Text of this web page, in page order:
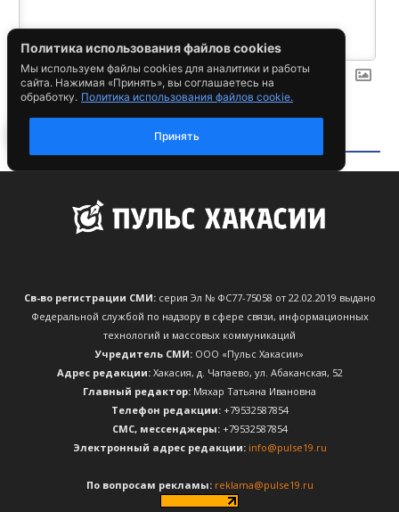
Св-во регистрации СМИ:серия Эл № ФС77-75058 от 22.02.2019 выдано
Федеральной службой по надзору в сфере связи, информационных
технологий и массовых коммуникаций
Учредитель СМИ: ООО «Пульс Хакасии»
Адрес редакции:Хакасия, д. Чапаево, ул. Абаканская, 52
Главный редактор: Мяхар Татьяна Ивановна
Телефон редакции:+79532587854
CМС, мессенджеры:+79532587854
Электронный адрес редакции: info@pulse19.ru
По вопросам рекламы: reklama@pulse19.ru